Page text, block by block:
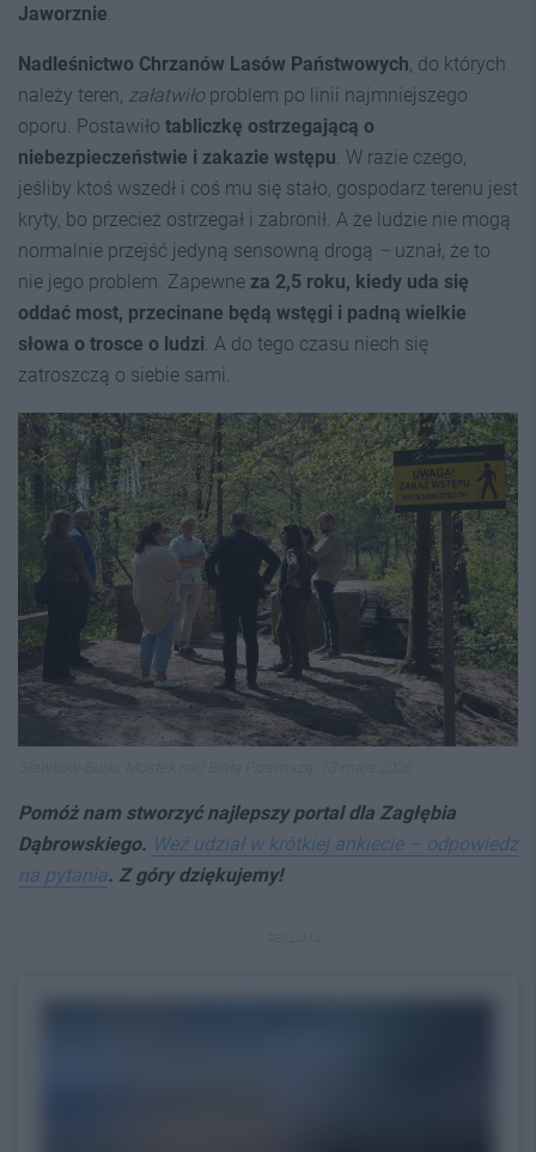
Jaworznie.
Nadleśnictwo Chrzanów Lasów Państwowych, do których
należy teren, załatwiłoproblem po linii najmniejszego
oporu. Postawiło tabliczkę ostrzegającą o
niebezpieczeństwie i zakazie wstępu. W razie czego,
jeśliby ktoś wszedł i coś mu się stało, gospodarz terenu jest
kryty, bo przecież ostrzegał i zabronił. A że ludzie nie mogą
normalnie przejść jedyną sensowną drogą – uznał, że to
nie jego problem. Zapewne za 2,5 roku, kiedy uda się
oddać most, przecinane będą wstęgi i padną wielkie
słowa o trosce o ludzi. A do tego czasu niech się
zatroszczą o siebie sami.
Pomóż nam stworzyć najlepszy portal dla Zagłębia
Dąbrowskiego. Weź udział w krótkiej ankiecie – odpowiedz
na pytania. Z góry dziękujemy!